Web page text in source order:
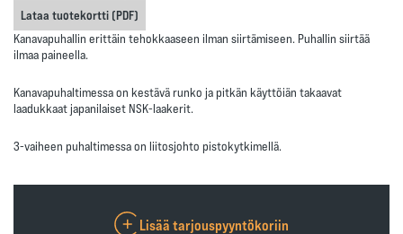
Kanavapuhallin erittäin tehokkaaseen ilman siirtämiseen. Puhallin siirtää
ilmaa paineella.
Kanavapuhaltimessa on kestävä runko ja pitkän käyttöiän takaavat
laadukkaat japanilaiset NSK-laakerit.
3-vaiheen puhaltimessa on liitosjohto pistokytkimellä.
Lisää tarjouspyyntökoriin
Lataa tuotekortti (PDF)